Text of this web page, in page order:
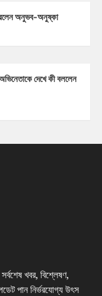
অনুভব-অনুষ্কা
দেখে কী বললেন
খবর, বিশ্লেষণ,
পান নির্ভরযোগ্য উৎস